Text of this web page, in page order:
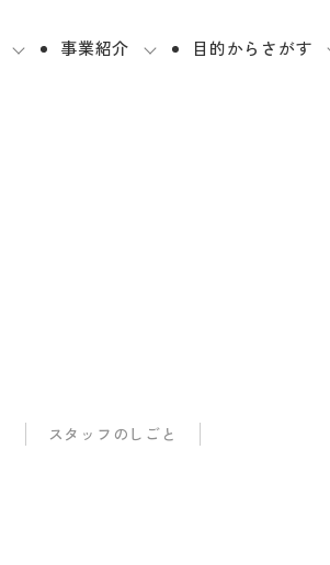
事業紹介 目的からさがす
スタッフのしごと